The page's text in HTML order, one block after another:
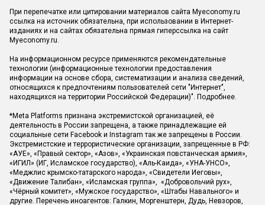
При перепечатке или цитировании материалов сайта Myeconomy.ru
ссылка на источник обязательна, при использовании в Интернет-
изданиях и на сайтах обязательна прямая гиперссылка на сайт
Myeconomy.ru.
На информационном ресурсе применяются рекомендательные
технологии (информационные технологии предоставления
информации на основе сбора, систематизации и анализа сведений,
относящихся к предпочтениям пользователей сети "Интернет",
находящихся на территории Российской Федерации)". Подробнее.
*Meta Platforms признана экстремистской организацией, её
деятельность в России запрещена, а также принадлежащие ей
социальные сети Facebook и Instagram так же запрещены в России.
Экстремистские и террористические организации, запрещенные в РФ:
«АУЕ», «Правый сектор», «Азов», «Украинская повстанческая армия»,
«ИГИЛ» (ИГ, Исламское государство), «Аль-Каида», «УНА-УНСО»,
«Меджлис крымско-татарского народа», «Свидетели Иеговы»,
«Движение Талибан», «Исламская группа», «Добровольчий рух»,
«Чёрный комитет», «Мужское государство», «Штабы Навального» и
другие. Перечень иноагентов: Галкин, Моргенштерн, Дудь, Невзоров,